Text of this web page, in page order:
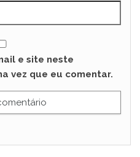
e site neste
vez que eu comentar.